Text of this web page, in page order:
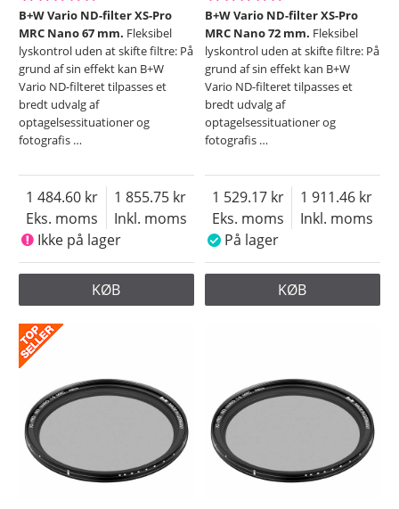
B+W Vario ND-filter XS-Pro
MRC Nano 67 mm. Fleksibel
lyskontrol uden at skifte filtre: På
grund af sin effekt kan B+W
Vario ND-filteret tilpasses et
bredt udvalg af
optagelsessituationer og
fotografis …
Eks. moms
1 484.60
Inkl. moms
1 855.75
Ikke på lager
KØB
B+W Vario ND-filter XS-Pro
MRC Nano 72 mm. Fleksibel
lyskontrol uden at skifte filtre: På
grund af sin effekt kan B+W
Vario ND-filteret tilpasses et
bredt udvalg af
optagelsessituationer og
fotografis …
Eks. moms
1 529.17
Inkl. moms
1 911.46
På lager
KØB